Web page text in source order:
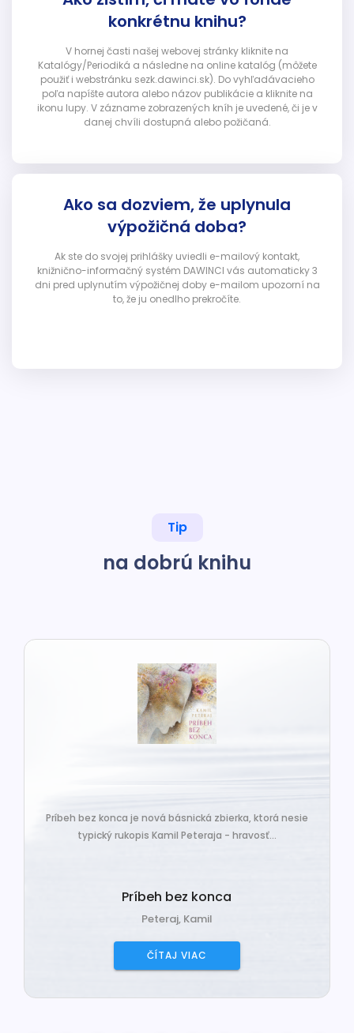
konkrétnu knihu?
V hornej časti našej webovej stránky kliknite na
Katalógy/Periodiká a následne na online katalóg (môžete
použiť i webstránku sezk.dawinci.sk). Do vyhľadávacieho
poľa napíšte autora alebo názov publikácie a kliknite na
ikonu lupy. V zázname zobrazených kníh je uvedené, či je v
danej chvíli dostupná alebo požičaná.
Ako sa dozviem, že uplynula
výpožičná doba?
Ak ste do svojej prihlášky uviedli e-mailový kontakt,
knižnično-informačný systém DAWINCI vás automaticky 3
dni pred uplynutím výpožičnej doby e-mailom upozorní na
to, že ju onedlho prekročíte.
Tip
na dobrú knihu
Príbeh bez konca je nová básnická zbierka, ktorá nesie
typický rukopis Kamil Peteraja - hravosť...
Príbeh bez konca
Peteraj, Kamil
ČÍTAJ VIAC